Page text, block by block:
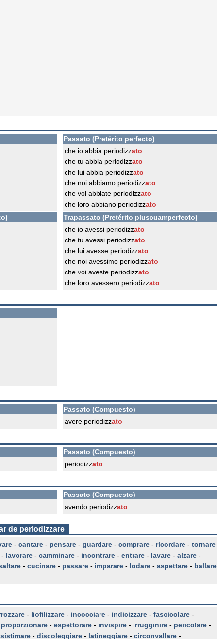
Passato (Pretérito perfecto)
che io abbia periodizzato
che tu abbia periodizzato
che lui abbia periodizzato
che noi abbiamo periodizzato
che voi abbiate periodizzato
che loro abbiano periodizzato
Trapassato (Pretérito pluscuamperfecto)
che io avessi periodizzato
che tu avessi periodizzato
che lui avesse periodizzato
che noi avessimo periodizzato
che voi aveste periodizzato
che loro avessero periodizzato
Passato (Compuesto)
avere periodizzato
Passato (Compuesto)
periodizzato
Passato (Compuesto)
avendo periodizzato
de periodizzare
- cantare - pensare - guardare - comprare - ricordare - tornare
- lavorare - camminare - incontrare - entrare - lavare - alzare -
- cucinare - passare - imparare - lodare - aspettare - ballare
- liofilizzare - incocciare - indicizzare - fascicolare -
proporzionare - espettorare - invispire - irrugginire - pericolare -
- discoleggiare - latineggiare - circonvallare -